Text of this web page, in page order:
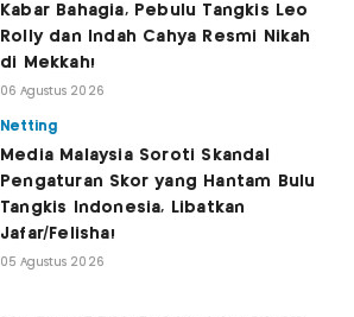
Kabar Bahagia, Pebulu Tangkis Leo
Rolly dan Indah Cahya Resmi Nikah
di Mekkah!
06 Agustus 2026
Netting
Media Malaysia Soroti Skandal
Pengaturan Skor yang Hantam Bulu
Tangkis Indonesia, Libatkan
Jafar/Felisha!
05 Agustus 2026